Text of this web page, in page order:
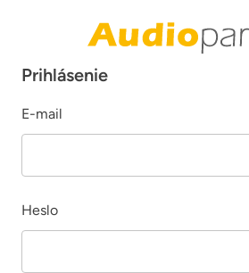
Prihlásenie
E-mail
Heslo